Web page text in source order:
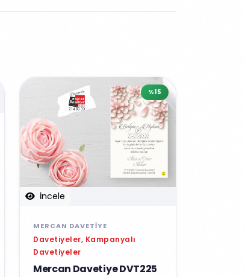
İncele
%15
MERCAN DAVETIYE
Davetiyeler, Kampanyalı
Davetiyeler
Mercan Davetiye DVT225